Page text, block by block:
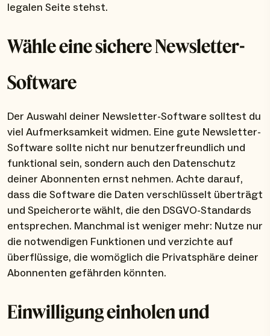
legalen Seite stehst.
Wähle eine sichere Newsletter-
Software
Der Auswahl deiner Newsletter-Software solltest du
viel Aufmerksamkeit widmen. Eine gute Newsletter-
Software sollte nicht nur benutzerfreundlich und
funktional sein, sondern auch den Datenschutz
deiner Abonnenten ernst nehmen. Achte darauf,
dass die Software die Daten verschlüsselt überträgt
und Speicherorte wählt, die den DSGVO-Standards
entsprechen. Manchmal ist weniger mehr: Nutze nur
die notwendigen Funktionen und verzichte auf
überflüssige, die womöglich die Privatsphäre deiner
Abonnenten gefährden könnten.
Einwilligung einholen und